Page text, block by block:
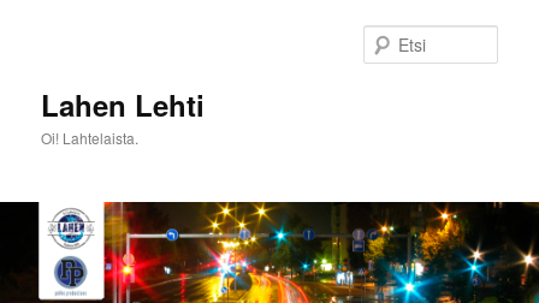
Lahen Lehti
Oi! Lahtelaista.